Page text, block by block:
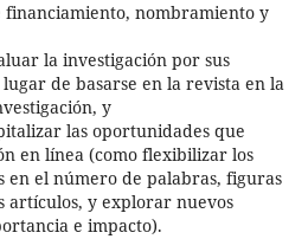
financiamiento, nombramiento y
la investigación por sus
de basarse en la revista en la
y
las oportunidades que
en línea (como flexibilizar los
en el número de palabras, figuras
artículos, y explorar nuevos
e impacto).